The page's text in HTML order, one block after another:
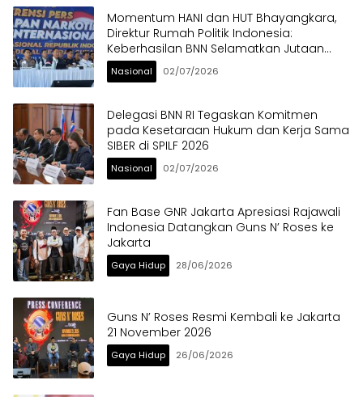
Momentum HANI dan HUT Bhayangkara,
Direktur Rumah Politik Indonesia:
Keberhasilan BNN Selamatkan Jutaan
Anak Bangsa dari Ancaman Narkoba
Nasional 02/07/2026
Delegasi BNN RI Tegaskan Komitmen
pada Kesetaraan Hukum dan Kerja Sama
SIBER di SPILF 2026
Nasional 02/07/2026
Fan Base GNR Jakarta Apresiasi Rajawali
Indonesia Datangkan Guns N’ Roses ke
Jakarta
Gaya Hidup 28/06/2026
Guns N’ Roses Resmi Kembali ke Jakarta
21 November 2026
Gaya Hidup 26/06/2026